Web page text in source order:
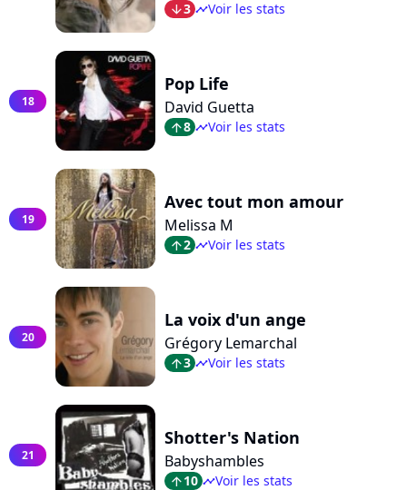
arrow_bot3 timelineVoir les stats
18
Pop Life
David Guetta
arrow_top8 timelineVoir les stats
19
Avec tout mon amour
Melissa M
arrow_top2 timelineVoir les stats
20
La voix d'un ange
Grégory Lemarchal
arrow_top3 timelineVoir les stats
21
Shotter's Nation
Babyshambles
arrow_top10 timelineVoir les stats